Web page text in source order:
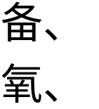
、
、